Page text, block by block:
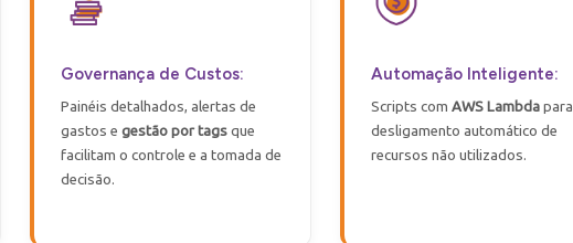
Governança de Custos:
Painéis detalhados, alertas de
gastos e gestão portagsque
facilitam o controle e a tomada de
decisão.
Automação Inteligente:
Scripts com AWS Lambda para
desligamento automático de
recursos não utilizados.